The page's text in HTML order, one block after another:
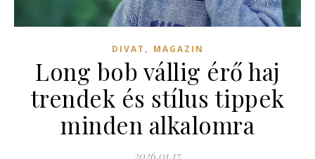
DIVAT , MAGAZIN
Long bob vállig érő haj
trendek és stílus tippek
minden alkalomra
2026.01.17.